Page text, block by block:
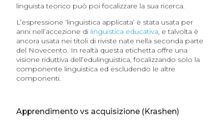
linguista teorico può poi focalizzare la sua ricerca.
L’espressione ‘linguistica applicata’ è stata usata per
anni nell’accezione di linguistica educativa, e talvolta è
ancora usata nei titoli di riviste nate nella seconda parte
del Novecento. In realtà questa etichetta offre una
visione riduttiva dell’edulinguistica, focalizzando solo la
componente linguistica ed escludendo le altre
componenti.
Apprendimento vs acquisizione (Krashen)